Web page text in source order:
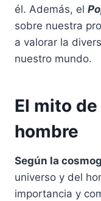
él. Además, el
sobre nuestra
a valorar la
nuestro mundo.
El mito
hombre
Según la
universo y del
importancia y